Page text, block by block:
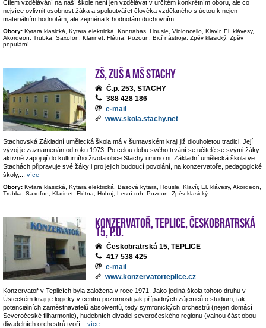
Cílem vzdělávání na naší škole není jen vzdělávat v určitém konkrétním oboru, ale co
nejvíce ovlivnit osobnost žáka a spoluutvářet člověka vzdělaného s úctou k nejen
materiálním hodnotám, ale zejména k hodnotám duchovním.
Obory: Kytara klasická, Kytara elektrická, Kontrabas, Housle, Violoncello, Klavír, El. klávesy,
Akordeon, Trubka, Saxofon, Klarinet, Flétna, Pozoun, Bicí nástroje, Zpěv klasický, Zpěv
populární
ZŠ, ZUŠ a MŠ Stachy
Č.p. 253, STACHY
388 428 186
e-mail
www.skola.stachy.net
Stachovská Základní umělecká škola má v šumavském kraji již dlouholetou tradici. Její
vývoj je zaznamenán od roku 1973. Po celou dobu svého trvání se učitelé se svými žáky
aktivně zapojují do kulturního života obce Stachy i mimo ni. Základní umělecká škola ve
Stachách připravuje své žáky i pro jejich budoucí povolání, na konzervatoře, pedagogické
školy,
více
Obory: Kytara klasická, Kytara elektrická, Basová kytara, Housle, Klavír, El. klávesy, Akordeon,
Trubka, Saxofon, Klarinet, Flétna, Hoboj, Lesní roh, Pozoun, Zpěv klasický
Konzervatoř, Teplice, Českobratrská
15, p.o.
Českobratrská 15, TEPLICE
417 538 425
e-mail
www.konzervatorteplice.cz
Konzervatoř v Teplicích byla založena v roce 1971. Jako jediná škola tohoto druhu v
Ústeckém kraji je logicky v centru pozornosti jak případných zájemců o studium, tak
potenciálních zaměstnavatelů absolventů, tedy symfonických orchestrů (nejen domácí
Severočeské filharmonie), hudebních divadel severočeského regionu (valnou část obou
divadelních orchestrů tvoří
více